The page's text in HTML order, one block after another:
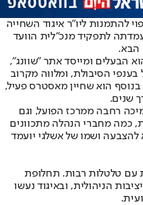
להתמנות ליו"ר איגוד השחייה
לתפקיד מנכ"לית הוועד
הבא.
הבעלים ומייסד אתר "שוונג",
הסיבולת, ומלווה מקרוב
הוא שחיין מאסטרס פעיל,
שנים.
רחבה ממרכז הפועל, וגם
כמה מחברי הנהלה מתכוונים
ושמו של אשלגי יועמד
עם טלטלות רבות. תחלופת
הניהולית, ובאיגוד נעשו